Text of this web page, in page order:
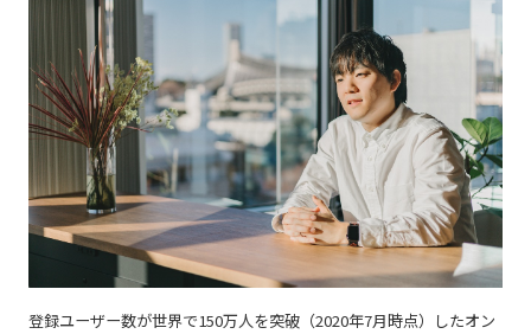
登録ユーザー数が世界で150万人を突破（2020年7月時点）したオン